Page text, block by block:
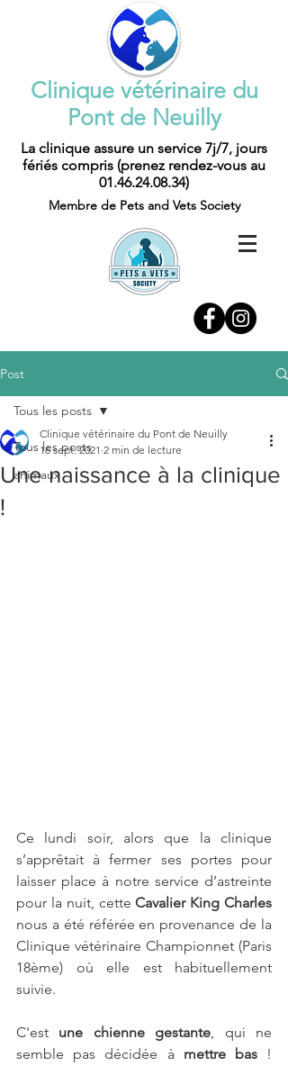
Clinique vétérinaire du
Pont de Neuilly
La clinique assure un service 7j/7, jours
fériés compris (prenez rendez-vous au
01.46.24.08.34)
Membre de Pets and Vets Society
Post
Tous les posts
animaux
Tous les posts
Une naissance à la clinique
!
Clinique vétérinaire du Pont de Neuilly
16 sept. 2021 2 min de lecture
Ce lundi soir, alors que la clinique
s’apprêtait à fermer ses portes pour
laisser place à notre service d’astreinte
pour la nuit, cette Cavalier King Charles
nous a été référée en provenance de la
Clinique vétérinaire Championnet (Paris
18ème) où elle est habituellement
suivie.
C'est une chienne gestante, qui ne
semble pas décidée à mettre bas !